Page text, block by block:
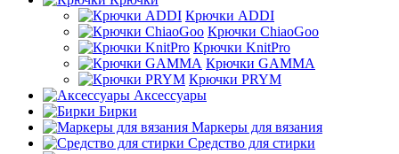
Крючки ADDI
Крючки ChiaoGoo
Крючки KnitPro
Крючки GAMMA
Крючки PRYM
Аксессуары
Бирки
Маркеры для вязания
Средство для стирки